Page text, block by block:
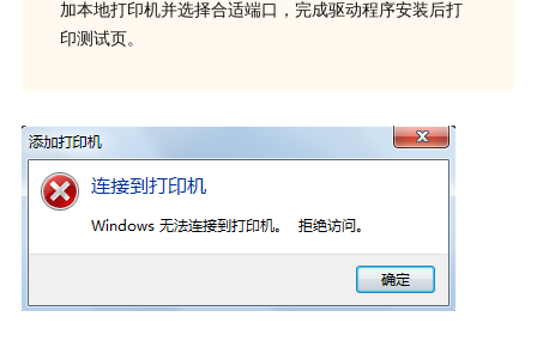
加本地打印机并选择合适端口，完成驱动程序安装后打
印测试页。